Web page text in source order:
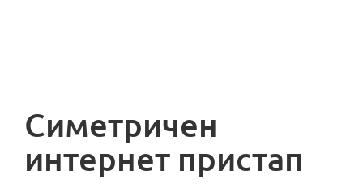
Симетричен
интернет пристап